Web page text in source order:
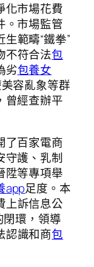
化市場花費
。市場監管
範疇“鐵拳”
不符合法包
劣包養女
容亂象等群
曾經查辦平
了百家電商
守護、乳制
陞等專項舉
app足度。本
上訴信息公
環，領導
認識和商包